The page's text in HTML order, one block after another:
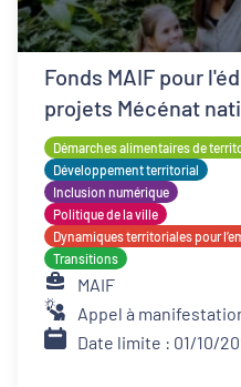
Fonds MAIF pour
projets Mécénat
Démarches alimentaires de
Développement territorial
Inclusion numérique
Politique de la ville
Dynamiques territoriales pour
Transitions
MAIF
Appel à
Date limite : 01/10/